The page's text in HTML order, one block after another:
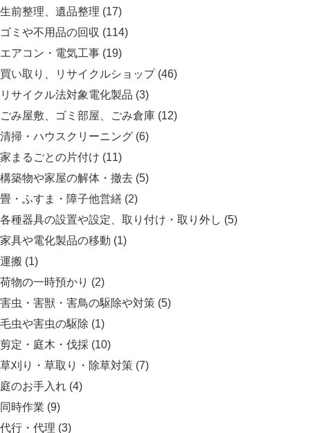
生前整理、遺品整理 (17)
ゴミや不用品の回収 (114)
エアコン・電気工事 (19)
買い取り、リサイクルショップ(46)
リサイクル法対象電化製品 (3)
ごみ屋敷、ゴミ部屋、ごみ倉庫 (12)
清掃・ハウスクリーニング (6)
家まるごとの片付け (11)
構築物や家屋の解体・撤去 (5)
畳・ふすま・障子他営繕 (2)
各種器具の設置や設定、取り付け・取り外し (5)
家具や電化製品の移動 (1)
運搬 (1)
荷物の一時預かり (2)
害虫・害獣・害鳥の駆除や対策 (5)
毛虫や害虫の駆除 (1)
剪定・庭木・伐採 (10)
草刈り・草取り・除草対策 (7)
庭のお手入れ (4)
同時作業 (9)
代行・代理 (3)